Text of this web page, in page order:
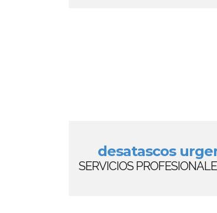
desatascos
SERVICIOS